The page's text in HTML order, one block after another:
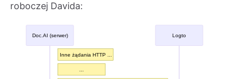
roboczej Davida: